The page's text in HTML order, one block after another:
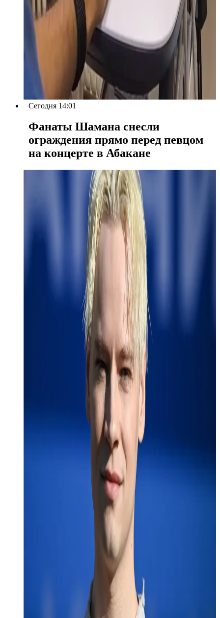
Сегодня 14:01
Фанаты Шамана снесли
ограждения прямо перед певцом
на концерте в Абакане